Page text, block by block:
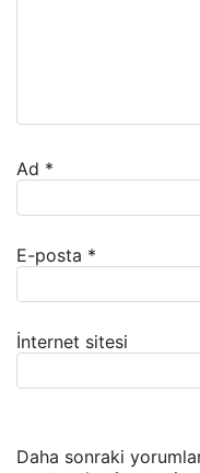
Ad *
E-posta *
İnternet sitesi
Daha sonraki